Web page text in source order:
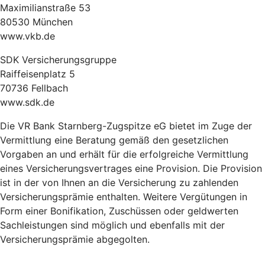
Maximilianstraße 53
80530 München
www.vkb.de
SDK Versicherungsgruppe
Raiffeisenplatz 5
70736 Fellbach
www.sdk.de
Die VR Bank Starnberg-Zugspitze eG bietet im Zuge der
Vermittlung eine Beratung gemäß den gesetzlichen
Vorgaben an und erhält für die erfolgreiche Vermittlung
eines Versicherungsvertrages eine Provision. Die Provision
ist in der von Ihnen an die Versicherung zu zahlenden
Versicherungsprämie enthalten. Weitere Vergütungen in
Form einer Bonifikation, Zuschüssen oder geldwerten
Sachleistungen sind möglich und ebenfalls mit der
Versicherungsprämie abgegolten.